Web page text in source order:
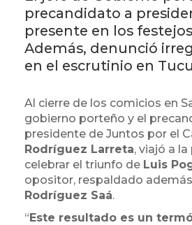
precandidato a
presente en los
Además, denunció
en el escrutinio en
Al cierre de los comicios en
gobierno porteño y el
presidente de Juntos por el
Rodríguez Larreta, viajó a
celebrar el triunfo de Luis
opositor, respaldado
Rodríguez Saá.
“Este resultado es un